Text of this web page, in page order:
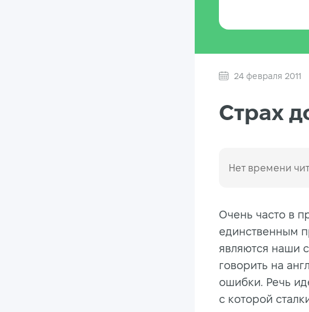
24 февраля 2011
Страх
Нет времени
Очень часто в
единственным
являются наши
говорить на
ошибки. Речь
с которой